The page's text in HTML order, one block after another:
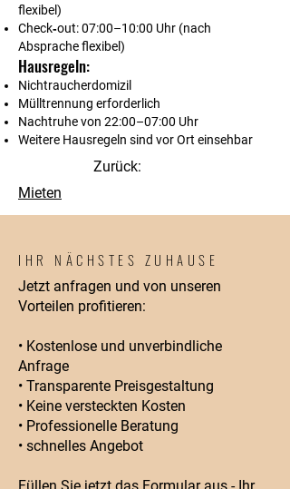
flexibel)
Check‑out: 07:00–10:00 Uhr (nach
Absprache flexibel)
Hausregeln:
Nichtraucherdomizil
Mülltrennung erforderlich
Nachtruhe von 22:00–07:00 Uhr
Weitere Hausregeln sind vor Ort einsehbar
Zurück:
Mieten
IHR NÄCHSTES ZUHAUSE
Jetzt anfragen und von unseren
Vorteilen profitieren:
• Kostenlose und unverbindliche
Anfrage
• Transparente Preisgestaltung
• Keine versteckten Kosten
• Professionelle Beratung
• schnelles Angebot